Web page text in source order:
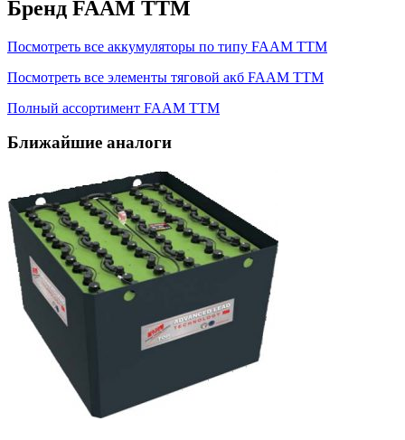
Бренд FAAM TTM
Посмотреть все аккумуляторы по типу FAAM TTM
Посмотреть все элементы тяговой акб FAAM TTM
Полный ассортимент FAAM TTM
Ближайшие аналоги